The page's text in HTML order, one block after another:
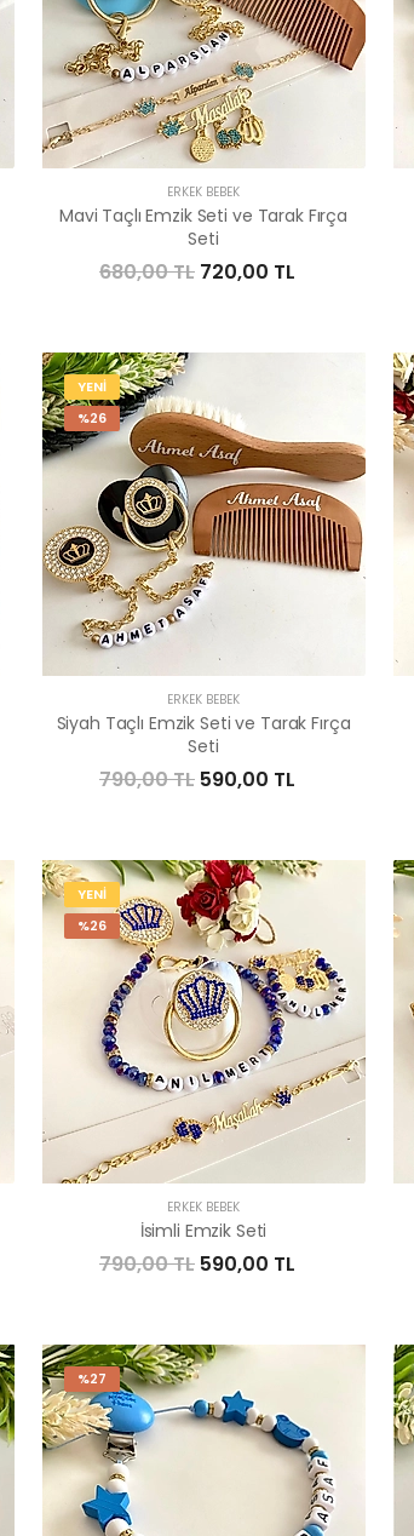
ERKEK BEBEK
Mavi Taçlı Emzik Seti ve Tarak Fırça
Seti
680,00 TL 720,00 TL
YENİ
%26
ERKEK BEBEK
Siyah Taçlı Emzik Seti ve Tarak Fırça
Seti
790,00 TL 590,00 TL
YENİ
%26
ERKEK BEBEK
İsimli Emzik Seti
790,00 TL 590,00 TL
%27